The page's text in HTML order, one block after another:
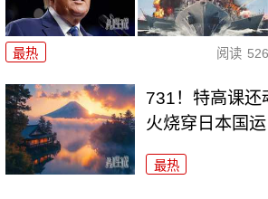
最热 阅读
731！特高课还
火烧穿日本国运
最热